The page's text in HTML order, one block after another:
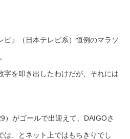
』（日本テレビ系）恒例のマラソ
字を叩き出したわけだが、それには
）がゴールで出迎えて、DAIGOさ
は、とネット上ではもちきりでし